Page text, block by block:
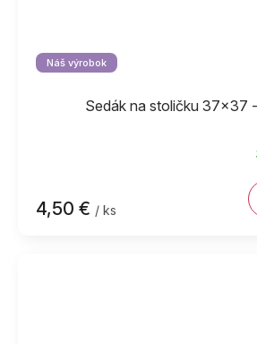
Náš výrobok
Sedák na stoličku 37x37
4,50 € / ks